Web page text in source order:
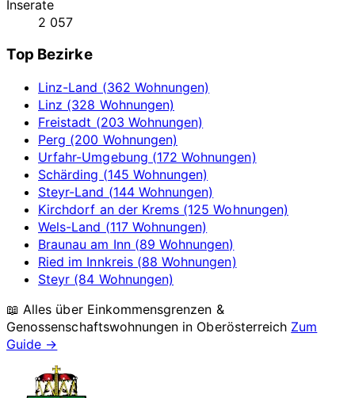
Inserate
2 057
Top Bezirke
Linz-Land (362 Wohnungen)
Linz (328 Wohnungen)
Freistadt (203 Wohnungen)
Perg (200 Wohnungen)
Urfahr-Umgebung (172 Wohnungen)
Schärding (145 Wohnungen)
Steyr-Land (144 Wohnungen)
Kirchdorf an der Krems (125 Wohnungen)
Wels-Land (117 Wohnungen)
Braunau am Inn (89 Wohnungen)
Ried im Innkreis (88 Wohnungen)
Steyr (84 Wohnungen)
📖 Alles über Einkommensgrenzen &
Genossenschaftswohnungen in Oberösterreich Zum
Guide →